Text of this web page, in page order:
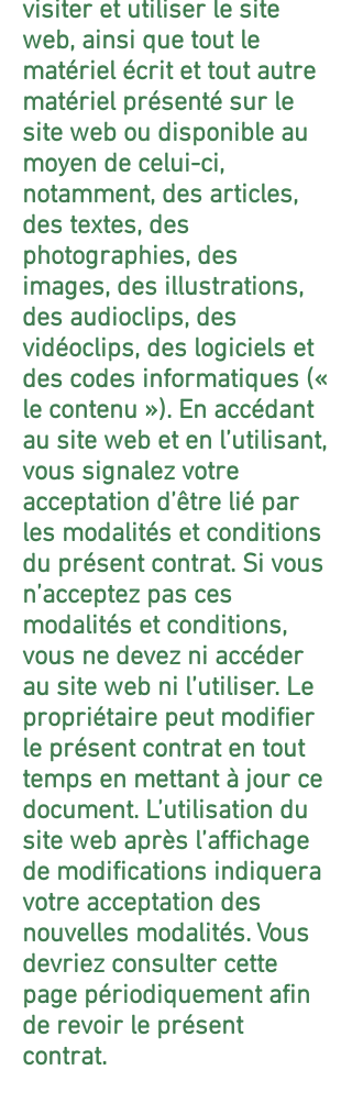
visiter et utiliser le site
web, ainsi que tout le
matériel écrit et tout autre
matériel présenté sur le
site web ou disponible au
moyen de celui-ci,
notamment, des articles,
des textes, des
photographies, des
images, des illustrations,
des audioclips, des
vidéoclips, des logiciels et
des codes informatiques («
le contenu »). En accédant
au site web et en l’utilisant,
vous signalez votre
acceptation d’être lié par
les modalités et conditions
du présent contrat. Si vous
n’acceptez pas ces
modalités et conditions,
vous ne devez ni accéder
au site web ni l’utiliser. Le
propriétaire peut modifier
le présent contrat en tout
temps en mettant à jour ce
document. L’utilisation du
site web après l’affichage
de modifications indiquera
votre acceptation des
nouvelles modalités. Vous
devriez consulter cette
page périodiquement afin
de revoir le présent
contrat.